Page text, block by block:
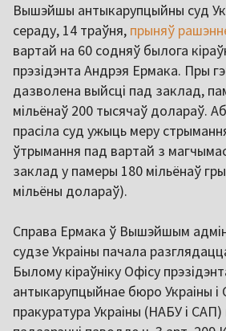
Вышэйшы антыкарупцыйны суд
сераду, 14 траўня, прыняў
вартай на 60 содняў былога
прэзідэнта Андрэя Ермака. Пры
дазволена выйсці пад заклад,
мільёнаў 200 тысячаў долараў.
прасіла суд ужыць меру
ўтрымання пад вартай з
заклад у памеры 180 мільёнаў
мільёны долараў).
Справа Ермака ў Вышэйшым
судзе Украіны пачала
Былому кіраўніку Офісу
антыкарупцыйнае бюро Украіны і
пракуратура Украіны (НАБУ і САП)